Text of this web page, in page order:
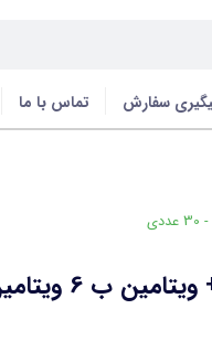
سفارش تماس با ما